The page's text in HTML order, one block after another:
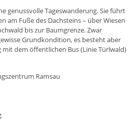
genussvolle Tageswanderung. Sie führt
am Fuße des Dachsteins – über Wiesen
bis zur Baumgrenze. Zwar
Grundkondition, es besteht aber
mit dem öffentlichen Bus (Linie Türlwald)
Ramsau